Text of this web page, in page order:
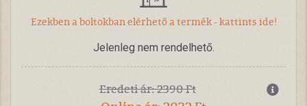
Ezekben a boltokban elérhető a termék - kattints ide!
Jelenleg nem rendelhető.
Eredeti ár: 2390 Ft